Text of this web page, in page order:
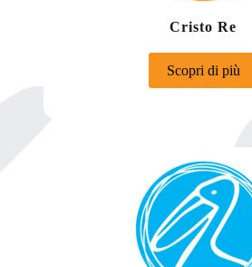
Cristo Re
Scopri di più